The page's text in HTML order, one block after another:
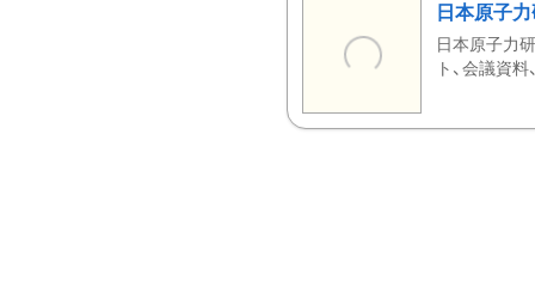
日本原子
日本原子力
ト、会議資